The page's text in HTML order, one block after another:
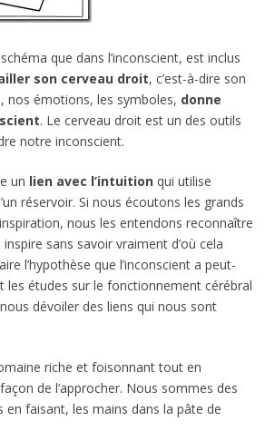
que dans l’inconscient, est inclus
son cerveau droit, c’est-à-dire son
nos émotions, les symboles, donne
. Le cerveau droit est un des outils
notre inconscient.
un lien avec l’intuitionqui utilise
réservoir. Si nous écoutons les grands
nous les entendons reconnaître
sans savoir vraiment d’où cela
l’hypothèse que l’inconscient a peut-
les études sur le fonctionnement cérébral
dévoiler des liens qui nous sont
riche et foisonnant tout en
de l’approcher. Nous sommes des
en faisant, les mains dans la pâte de